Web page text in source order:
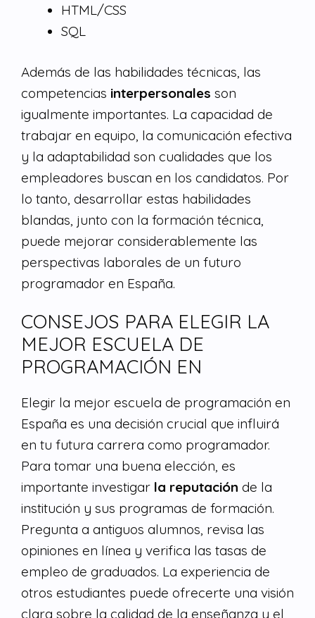
HTML/CSS
SQL
Además de las habilidades técnicas, las
competencias interpersonales son
igualmente importantes. La capacidad de
trabajar en equipo, la comunicación efectiva
y la adaptabilidad son cualidades que los
empleadores buscan en los candidatos. Por
lo tanto, desarrollar estas habilidades
blandas, junto con la formación técnica,
puede mejorar considerablemente las
perspectivas laborales de un futuro
programador en España.
CONSEJOS PARA ELEGIR LA
MEJOR ESCUELA DE
PROGRAMACIÓN EN
Elegir la mejor escuela de programación en
España es una decisión crucial que influirá
en tu futura carrera como programador.
Para tomar una buena elección, es
importante investigar la reputación de la
institución y sus programas de formación.
Pregunta a antiguos alumnos, revisa las
opiniones en línea y verifica las tasas de
empleo de graduados. La experiencia de
otros estudiantes puede ofrecerte una visión
clara sobre la calidad de la enseñanza y el